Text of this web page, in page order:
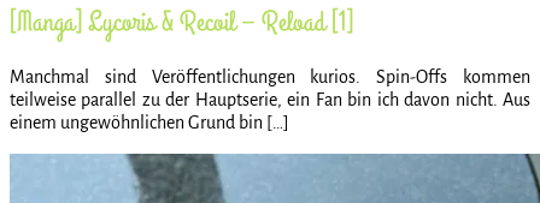
[Manga] Lycoris & Recoil – Reload [1]
Manchmal sind Veröffentlichungen kurios. Spin-Offs kommen
teilweise parallel zu der Hauptserie, ein Fan bin ich davon nicht. Aus
einem ungewöhnlichen Grund bin […]